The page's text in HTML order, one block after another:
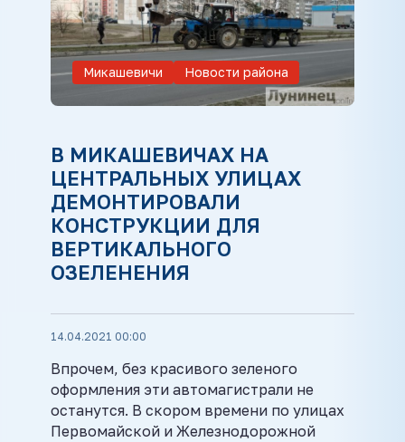
Микашевичи Новости района
В МИКАШЕВИЧАХ НА
ЦЕНТРАЛЬНЫХ УЛИЦАХ
ДЕМОНТИРОВАЛИ
КОНСТРУКЦИИ ДЛЯ
ВЕРТИКАЛЬНОГО
ОЗЕЛЕНЕНИЯ
14.04.2021 00:00
Впрочем, без красивого зеленого
оформления эти автомагистрали не
останутся. В скором времени по улицах
Первомайской и Железнодорожной